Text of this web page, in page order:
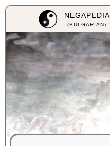
NEGAPEDIA
(BULGARIAN)